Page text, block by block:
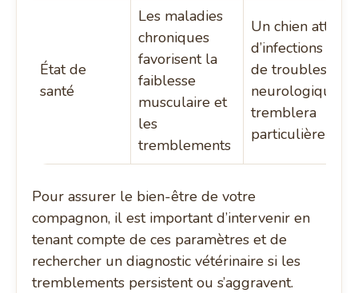
État de
santé
Les maladies
chroniques
favorisent la
faiblesse
musculaire et
les
tremblements
Un chien atteint
d’infections ou
de troubles
neurologiques
tremblera
Pour assurer le bien-être de votre
compagnon, il est important d’intervenir en
tenant compte de ces paramètres et de
rechercher un diagnostic vétérinaire si les
tremblements persistent ou s’aggravent.